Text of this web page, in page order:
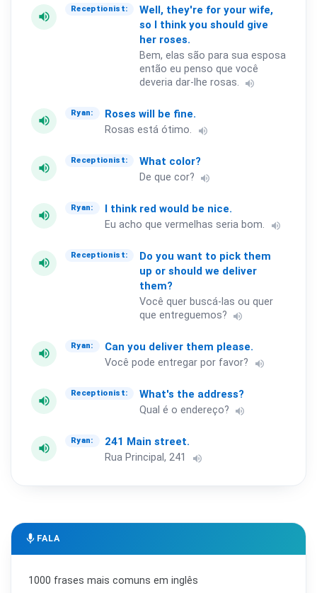
volume_up
Receptionist: Well, they're for your wife,
so I think you should give
her roses.
Bem, elas são para sua esposa
então eu penso que você
deveria dar-lhe rosas.
volume_up
volume_up
Ryan: Roses will be fine.
Rosas está ótimo. volume_up
volume_up
Receptionist: What color?
De que cor? volume_up
volume_up
Ryan: I think red would be nice.
Eu acho que vermelhas seria bom. volume_up
volume_up
Receptionist: Do you want to pick them
up or should we deliver
them?
Você quer buscá-las ou quer
que entreguemos?
volume_up
volume_up
Ryan: Can you deliver them please.
Você pode entregar por favor? volume_up
volume_up
Receptionist: What's the address?
Qual é o endereço? volume_up
volume_up
Ryan: 241 Main street.
Rua Principal, 241 volume_up
mic FALA
1000 frases mais comuns em inglês